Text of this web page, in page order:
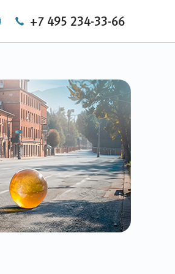
+7 495 234-33-66